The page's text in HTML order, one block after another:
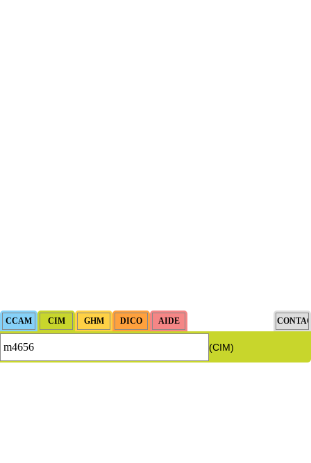
(CIM)